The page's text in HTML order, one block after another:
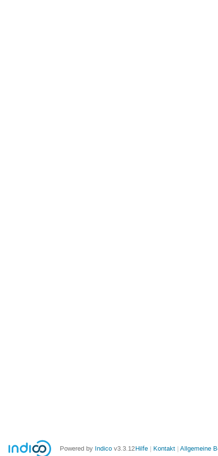
Powered by Indico v3.3.12Hilfe Kontakt Allgemeine